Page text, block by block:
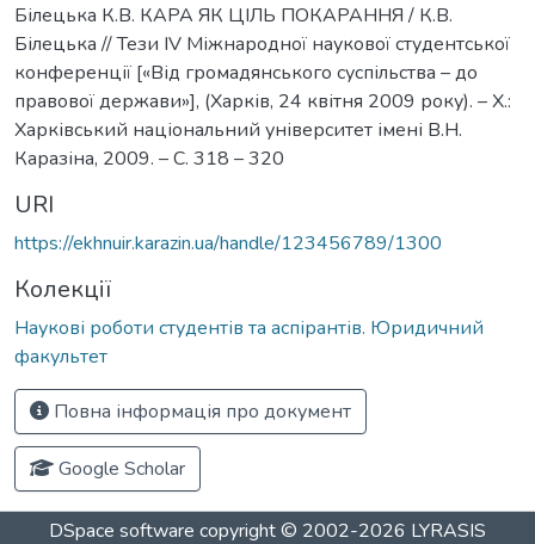
Білецька К.В. КАРА ЯК ЦІЛЬ ПОКАРАННЯ / К.В.
Білецька // Тези ІV Міжнародної наукової студентської
конференції [«Від громадянського суспільства – до
правової держави»], (Харків, 24 квітня 2009 року). – Х.:
Харківський національний університет імені В.Н.
Каразіна, 2009. – С. 318 – 320
URI
https://ekhnuir.karazin.ua/handle/123456789/1300
Колекції
Наукові роботи студентів та аспірантів. Юридичний
факультет
Повна інформація про документ
Google Scholar
DSpace software copyright © 2002-2026 LYRASIS